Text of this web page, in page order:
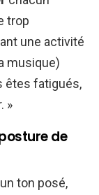
trop
une activité
musique)
êtes fatigués,
»
de
ton posé,